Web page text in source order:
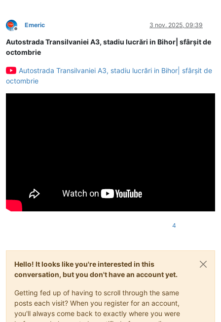
Deconectat
Emeric 3 nov. 2025, 09:39
Autostrada Transilvaniei A3, stadiu lucrări in Bihor| sfârșit de
octombrie
Autostrada Transilvaniei A3, stadiu lucrări in Bihor| sfârșit de
octombrie
4
Hello! It looks like you're interested in this
conversation, but you don't have an account yet.
Getting fed up of having to scroll through the same
posts each visit? When you register for an account,
you'll always come back to exactly where you were